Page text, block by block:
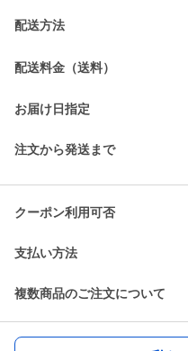
配送方法
配送料金（送料）
お届け日指定
注文から発送まで
クーポン利用可否
支払い方法
複数商品のご注文について